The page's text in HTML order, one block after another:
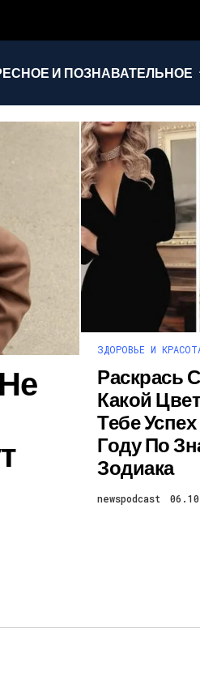
И ПОЗНАВАТЕЛЬНОЕ
ЗДОРОВЬЕ И
Раскрась
Какой
Тебе Успех
Году По
Зодиака
newspodcast